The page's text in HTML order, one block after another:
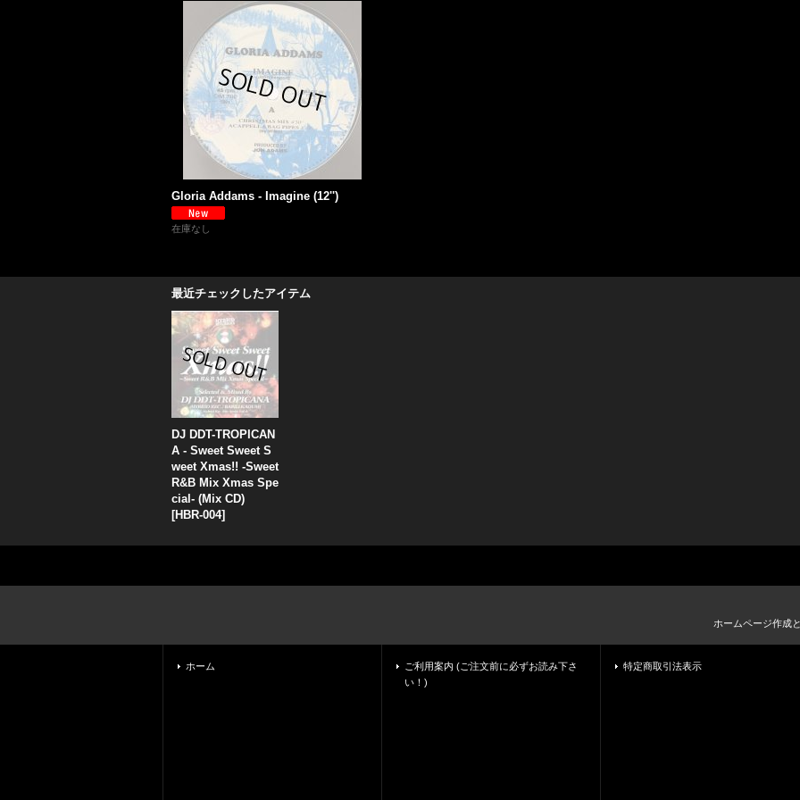
Gloria Addams - Imagine (12'')
在庫なし
最近チェックしたアイテム
DJ DDT-TROPICAN
A - Sweet Sweet S
weet Xmas!! -Sweet
R&B Mix Xmas Spe
cial- (Mix CD)
[HBR-004]
ホームページ作成
ホーム
ご利用案内 (ご注文前に必ずお読み下さ
い！)
特定商取引法表示